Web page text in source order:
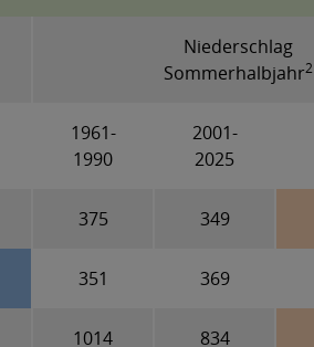
Niederschlag
Sommerhalbjahr2
1961-
1990
2001-
2025
375 349
351 369
1014 834